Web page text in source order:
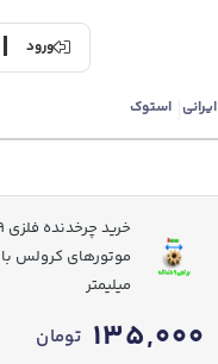
ورود
ایرانی استوک
میلیمتر
135,000 تومان